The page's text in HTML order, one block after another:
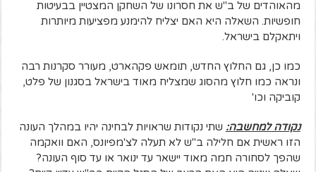
מהאוהדים של ב"ש את חסרונו של השחקן המצטיין בבעיטות
חופשיות. השאלה היא האם יצליח להימנע מפציעות מיותרות
ויתאקלם בישראל.
כמו כן, גם החלוץ החדש, תומאש פקהארט, מעורר סקרנות רבה
ונראה כמו חלוץ מהסוג שמצליח מאוד בישראל בסגנון של פלט,
קוביקה וכו'
נקודה למחשבה: שתי נקודות שראויות לבחינה יהיו במהלך העונה
הזו ראשית אם חלילה ב"ש לא תעלה לצ'מפיונס, האם וואקמה
שהפך לסחורה חמה מאוד יישאר עד ינואר או עד סוף העונה?